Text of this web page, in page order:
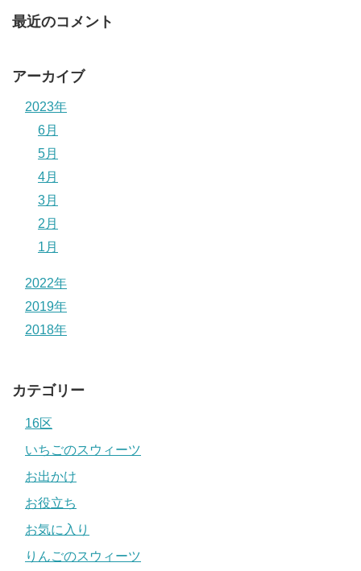
最近のコメント
アーカイブ
2023年
6月
5月
4月
3月
2月
1月
2022年
2019年
2018年
カテゴリー
16区
いちごのスウィーツ
お出かけ
お役立ち
お気に入り
りんごのスウィーツ